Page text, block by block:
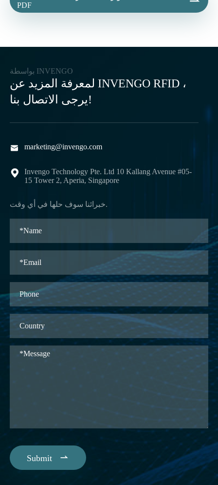
PDF
بواسطة INVENGO
لمعرفة المزيد عن INVENGO RFID ،
يرجى الاتصال بنا!
 marketing@invengo.com

Invengo Technology Pte. Ltd 10 Kallang Avenue #05-
15 Tower 2, Aperia, Singapore
خبرائنا سوف حلها في أي وقت.
Submit 